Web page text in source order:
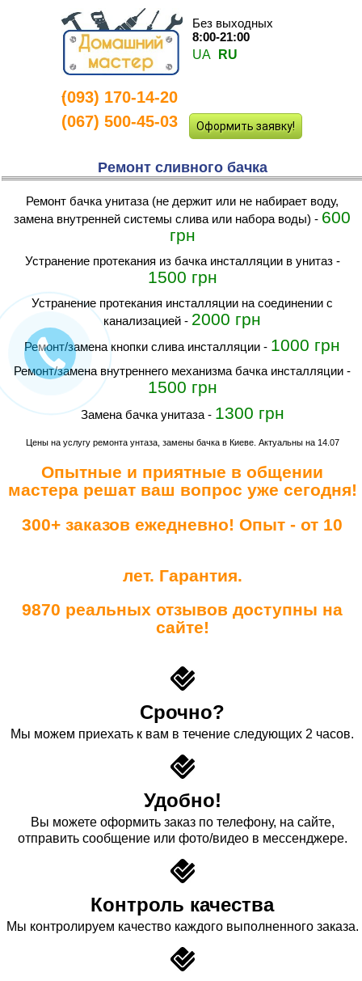
-
Без выходных
8:00-21:00
UA
RU
(093) 170-14-20
(067) 500-45-03
Оформить заявку!
Ремонт сливного бачка
Ремонт бачка унитаза (не держит или не набирает воду,
замена внутренней системы слива или набора воды) - 600
грн
устранение протекания из бачка инсталляции в унитаз -
1500 грн
устранение протекания инсталляции на соединении с
канализацией - 2000 грн
ремонт/замена кнопки слива инсталляции - 1000 грн
ремонт/замена внутреннего механизма бачка инсталляции -
1500 грн
замена бачка унитаза - 1300 грн
Цены на услугу ремонта унтаза, замены бачка в Киеве. Актуальны на 14.07
Опытные и приятные в общении
мастера решат ваш вопрос уже сегодня!
300+ заказов ежедневно! Опыт - от 10
лет. Гарантия.
9870 реальных отзывов доступны на
сайте!
Срочно?
Мы можем приехать к вам в течение следующих 2 часов.
Удобно!
Вы можете оформить заказ по телефону, на сайте,
отправить сообщение или фото/видео в мессенджере.
Контроль качества
Мы контролируем качество каждого выполненного заказа.